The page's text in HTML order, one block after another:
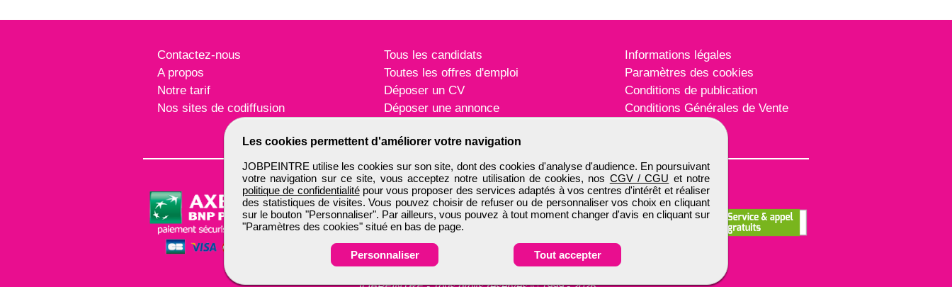
Les cookies permettent d'améliorer votre navigation
JOBPEINTRE utilise les cookies sur son site, dont des cookies d'analyse d'audience. En poursuivant
votre navigation sur ce site, vous acceptez notre utilisation de cookies, nos CGV / CGU et notre
politique de confidentialitépour vous proposer des services adaptés à vos centres d'intérêt et réaliser
des statistiques de visites. Vous pouvez choisir de refuser ou de personnaliser vos choix en cliquant
sur le bouton "Personnaliser". Par ailleurs, vous pouvez à tout moment changer d'avis en cliquant sur
"Paramètres des cookies" situé en bas de page.
Personnaliser Tout accepter
Contactez-nous
A propos
Notre tarif
Nos sites de codiffusion
Tous les candidats
Toutes les offres d'emploi
Déposer un CV
Déposer une annonce
Informations légales
Paramètres des cookies
Conditions de publication
Conditions Générales de Vente